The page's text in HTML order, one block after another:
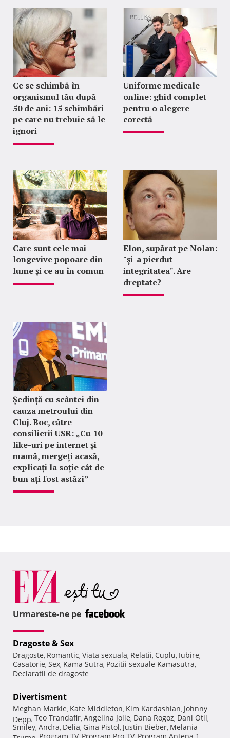
Ce se schimbă în
organismul tău după
50 de ani: 15 schimbări
pe care nu trebuie să le
ignori
Uniforme medicale
online: ghid complet
pentru o alegere
corectă
Care sunt cele mai
longevive popoare din
lume și ce au în comun
Elon, supărat pe Nolan:
"şi-a pierdut
integritatea". Are
dreptate?
Ședință cu scântei din
cauza metroului din
Cluj. Boc, către
consilierii USR: „Cu 10
like-uri pe internet și
mamă, mergeți acasă,
explicați la soție cât de
bun ați fost astăzi”
Urmareste-ne pe
Dragoste & Sex
Dragoste, Romantic, Viata sexuala, Relatii, Cuplu, Iubire,
Casatorie, Sex, Kama Sutra, Pozitii sexuale Kamasutra,
Declaratii de dragoste
Divertisment
Meghan Markle, Kate Middleton, Kim Kardashian, Johnny
Depp, Teo Trandafir, Angelina Jolie, Dana Rogoz, Dani Otil,
Smiley, Andra, Delia, Gina Pistol, Justin Bieber, Melania